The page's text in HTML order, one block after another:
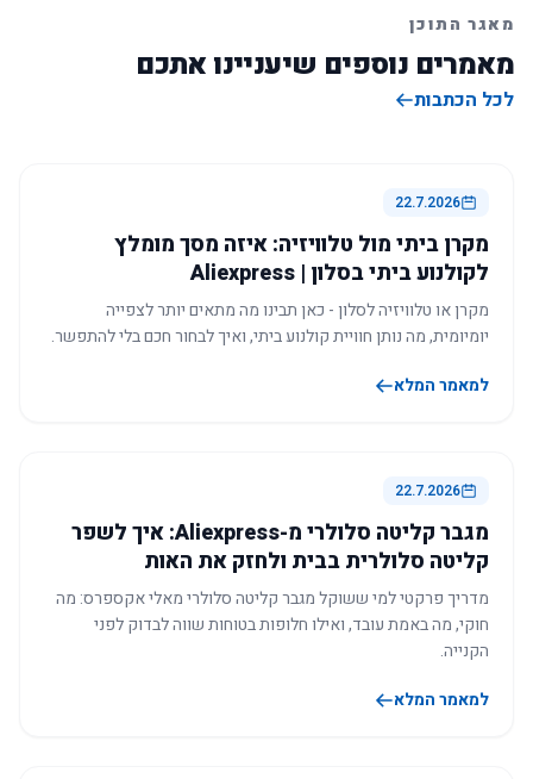
מאגר התוכן
מאמרים נוספים שיעניינו אתכם
לכל הכתבות
22.7.2026
מקרן ביתי מול טלוויזיה: איזה מסך מומלץ
לקולנוע ביתי בסלון | Aliexpress
מקרן או טלוויזיה לסלון - כאן תבינו מה מתאים יותר לצפייה
יומיומית, מה נותן חוויית קולנוע ביתי, ואיך לבחור חכם בלי להתפשר.
למאמר המלא
22.7.2026
מגבר קליטה סלולרי מ-Aliexpress: איך לשפר
קליטה סלולרית בבית ולחזק את האות
מדריך פרקטי למי ששוקל מגבר קליטה סלולרי מאלי אקספרס: מה
חוקי, מה באמת עובד, ואילו חלופות בטוחות שווה לבדוק לפני
הקנייה.
למאמר המלא